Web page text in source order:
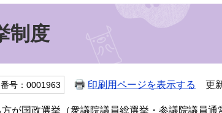
制度
号：0001963 印刷用ページを表示する 更
が国政選挙（衆議院議員総選挙・参議院議員